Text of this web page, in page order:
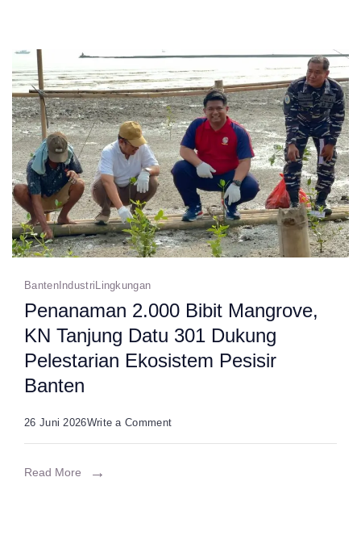
Suralaya:
Sulap
Sampah
Jadi
Cuan,
di
Moment
Hari
Lihgkungan
Sedunia
BantenIndustri Lingkungan
Penanaman 2.000 Bibit Mangrove,
KN Tanjung Datu 301 Dukung
Pelestarian Ekosistem Pesisir
Banten
26 Juni 2026Write a Commenton
Penanaman
Read More